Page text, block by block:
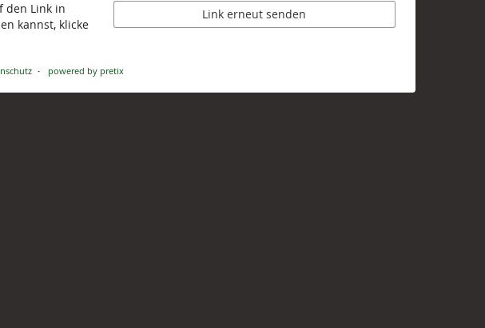
den Link in
kannst, klicke
Link erneut senden
powered by pretix